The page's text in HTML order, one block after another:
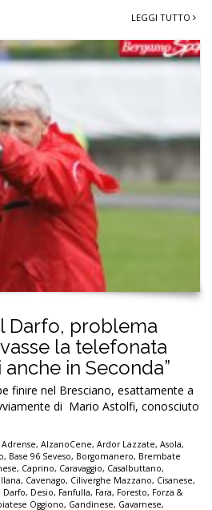
LEGGI TUTTO
Darfo, problema
la telefonata
in Seconda”
finire nel Bresciano, esattamente a
di Mario Astolfi, conosciuto
Adrense, AlzanoCene, Ardor Lazzate, Asola,
, Base 96 Seveso, Borgomanero, Brembate
, Caprino, Caravaggio, Casalbuttano,
, Cavenago, Ciliverghe Mazzano, Cisanese,
Darfo, Desio, Fanfulla, Fara, Foresto, Forza &
Oggiono, Gandinese, Gavarnese,